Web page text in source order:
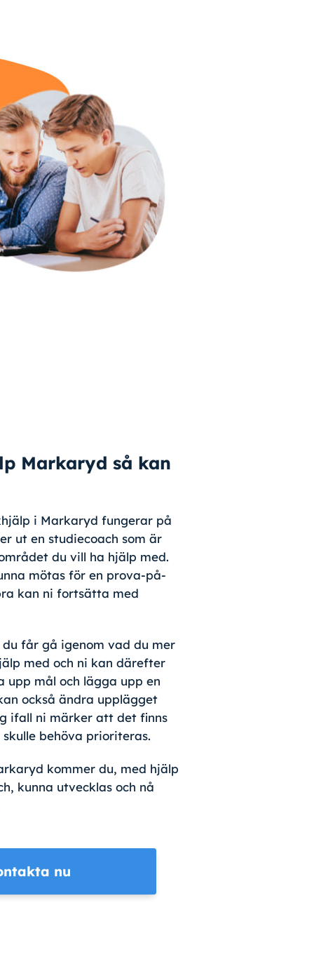
Markaryd så kan
i Markaryd fungerar på
ut en studiecoach som är
du vill ha hjälp med.
mötas för en prova-på-
kan ni fortsätta med
får gå igenom vad du mer
med och ni kan därefter
upp mål och lägga upp en
också ändra upplägget
ifall ni märker att det finns
behöva prioriteras.
kommer du, med hjälp
kunna utvecklas och nå
nu